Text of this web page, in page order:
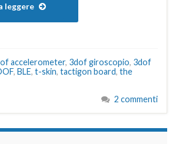
leggere
accelerometer, 3dof giroscopio, 3dof
, BLE, t-skin, tactigon board, the
2 commenti